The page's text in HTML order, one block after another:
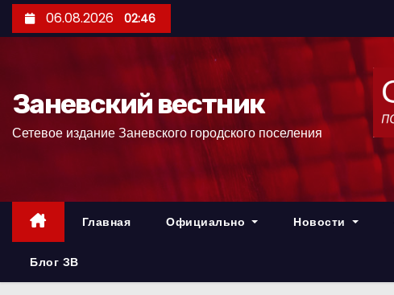
е
р
06.08.2026 02:46
Заневский вестник
Сетевое издание Заневского городского поселения
Главная Официально Новости
Блог ЗВ